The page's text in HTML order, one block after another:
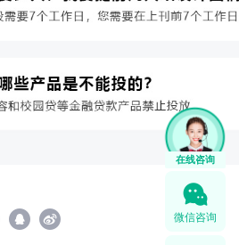
在线咨询
微信咨询